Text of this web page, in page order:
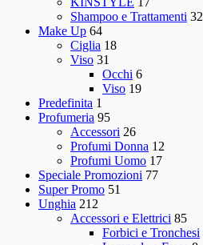
Shampoo e Trattamenti 32
Make Up 64
Ciglia 18
Viso 31
Occhi 6
Viso 19
Predefinita 1
Profumeria 95
Accessori 26
Profumi Donna 12
Profumi Uomo 17
Speciale Promozioni 77
Super Promo 51
Unghia 212
Accessori e Elettrici 85
Forbici e Tronchesi